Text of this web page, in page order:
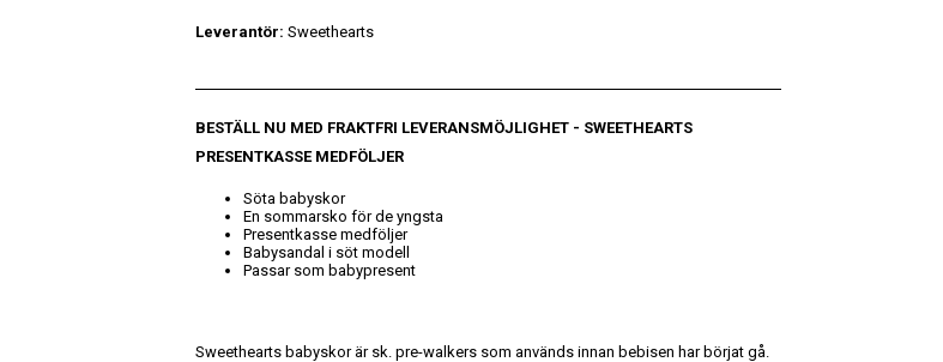
Leverantör: Sweethearts
BESTÄLL NU MED FRAKTFRI LEVERANSMÖJLIGHET - SWEETHEARTS
PRESENTKASSE MEDFÖLJER
Söta babyskor
En sommarsko för de yngsta
Presentkasse medföljer
Babysandal i söt modell
Passar som babypresent
Sweethearts babyskor är sk. pre-walkers som används innan bebisen har börjat gå.